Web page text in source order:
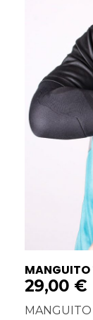
MANGUITO
29,00 €
MANGUITO